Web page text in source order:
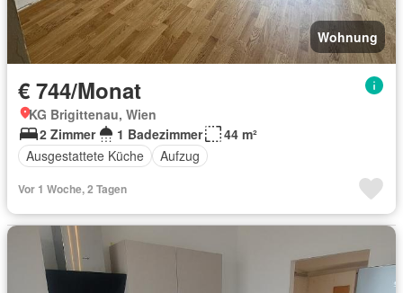
Wohnung
€ 744/Monat
KG Brigittenau, Wien
2 Zimmer
1 Badezimmer
44 m²
Ausgestattete Küche
Aufzug
Vor 1 Woche, 2 Tagen